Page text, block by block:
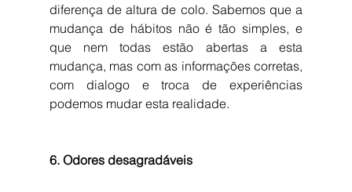
diferença de altura de colo. Sabemos que a
mudança de hábitos não é tão simples, e
que nem todas estão abertas a esta
mudança, mas com as informações corretas,
com dialogo e troca de experiências
podemos mudar esta realidade.
6. Odores desagradáveis